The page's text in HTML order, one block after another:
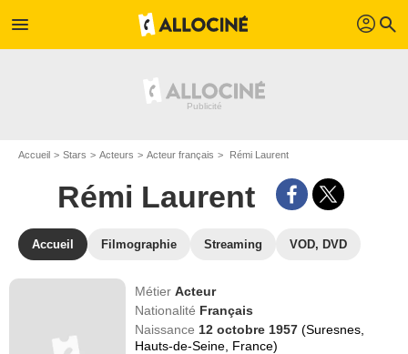
menu profil search
Accueil Stars Acteurs Acteur français Rémi Laurent
Rémi Laurent
Accueil Filmographie Streaming VOD, DVD
MétierActeur
Nationalité Français
Naissance 12 octobre 1957(Suresnes,
Hauts-de-Seine, France)